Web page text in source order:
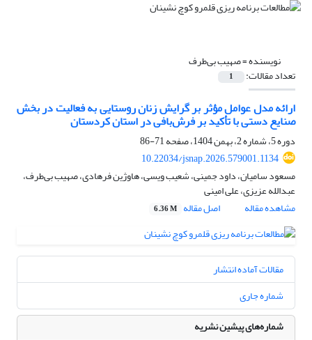
نویسنده =صهیب بی‌طرف
تعداد مقالات: 1
ارائه مدل عوامل مؤثر بر گرایش زنان روستایی به فعالیت در بخش
صنایع دستی با تأکید بر فرش‌بافی در استان کردستان
دوره 5، شماره 2، بهمن 1404، صفحه
71-86
10.22034/jsnap.2026.579001.1134
مسعود سامیان، داود جمینی، شعیب ویسی، هاوژین فرهادی، صهیب بی‌طرف،
عبدالله عزیزی، علی امینی
مشاهده مقاله
اصل مقاله 6.36 M
مقالات آماده انتشار
شماره جاری
شماره‌های پیشین نشریه